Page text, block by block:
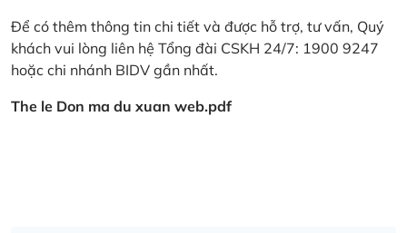
Để có thêm thông tin chi tiết và được hỗ trợ, tư vấn, Quý
khách vui lòng liên hệ Tổng đài CSKH 24/7: 1900 9247
hoặc chi nhánh BIDV gần nhất.
The le Don ma du xuan web.pdf